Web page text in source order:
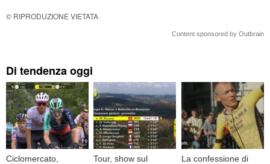
© RIPRODUZIONE VIETATA
Content sponsored by Outbrain
Di tendenza oggi
Ciclomercato,
Tour, show sul
La confessione di